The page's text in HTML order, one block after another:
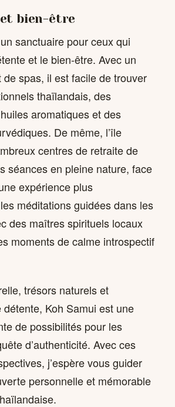
bien-être
sanctuaire pour ceux qui
et le bien-être. Avec un
spas, il est facile de trouver
thaïlandais, des
aromatiques et des
De même, l’île
centres de retraite de
séances en pleine nature, face
expérience plus
méditations guidées dans les
des maîtres spirituels locaux
moments de calme introspectif
trésors naturels et
Koh Samui est une
de possibilités pour les
d’authenticité. Avec ces
j’espère vous guider
personnelle et mémorable